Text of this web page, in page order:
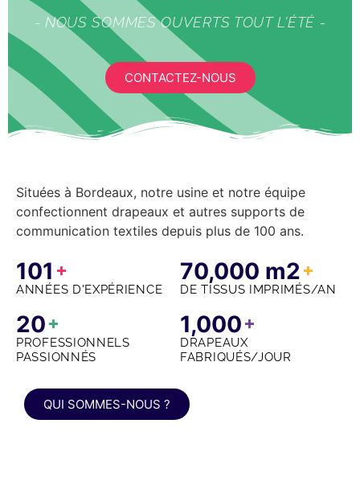
- NOUS SOMMES OUVERTS TOUT L'ÉTÉ -
CONTACTEZ-NOUS
Situées à Bordeaux, notre usine et notre équipe
confectionnent drapeaux et autres supports de
communication textiles depuis plus de 100 ans.
101 +
ANNÉES D'EXPÉRIENCE
70,000 m2+
DE TISSUS IMPRIMÉS/AN
20+
PROFESSIONNELS
PASSIONNÉS
1,000+
DRAPEAUX
FABRIQUÉS/JOUR
QUI SOMMES-NOUS ?